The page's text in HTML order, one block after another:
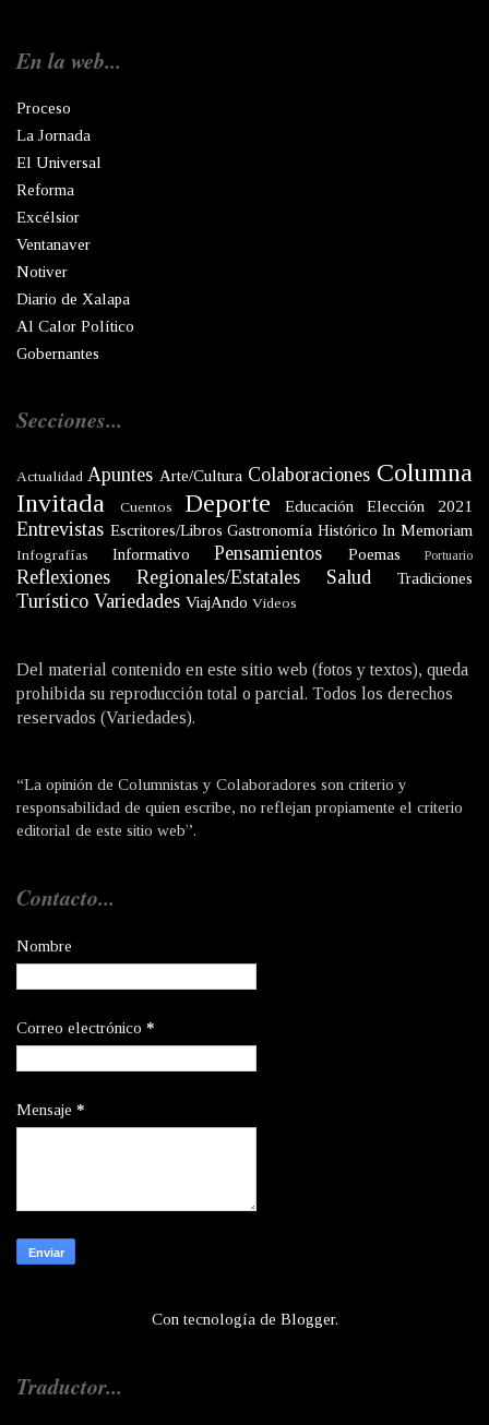
En la web...
Proceso
La Jornada
El Universal
Reforma
Excélsior
Ventanaver
Notiver
Diario de Xalapa
Al Calor Político
Gobernantes
Secciones...
Actualidad Apuntes Arte/Cultura Colaboraciones Columna
Invitada
Cuentos Deporte Educación Elección 2021
Entrevistas Escritores/Libros Gastronomía Histórico In Memoriam
Infografías Informativo Pensamientos Poemas Portuario
Reflexiones Regionales/Estatales Salud Tradiciones
Turístico Variedades ViajAndo Videos
Del material contenido en este sitio web (fotos y textos), queda
prohibida su reproducción total o parcial. Todos los derechos
reservados (Variedades).
“La opinión de Columnistas y Colaboradores son criterio y
responsabilidad de quien escribe, no reflejan propiamente el criterio
editorial de este sitio web”.
Contacto...
Nombre
Correo electrónico *
Mensaje *
Con tecnología de Blogger.
Traductor...